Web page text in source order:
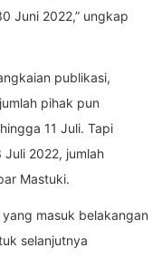
Juni 2022,” ungkap
publikasi,
pihak pun
11 Juli. Tapi
2022, jumlah
Mastuki.
masuk belakangan
selanjutnya